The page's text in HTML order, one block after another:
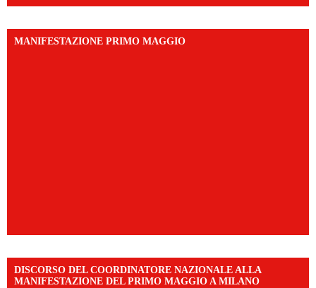
MANIFESTAZIONE PRIMO MAGGIO
DISCORSO DEL COORDINATORE NAZIONALE ALLA
MANIFESTAZIONE DEL PRIMO MAGGIO A MILANO